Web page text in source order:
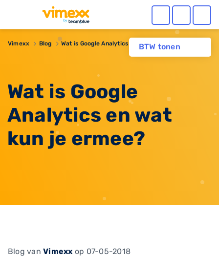
BTW tonen
Vimexx Blog Wat is Google Analytics en wat kun je ermee?
Wat is Google
Analytics en wat
kun je ermee?
Blog vanVimexx op 07-05-2018